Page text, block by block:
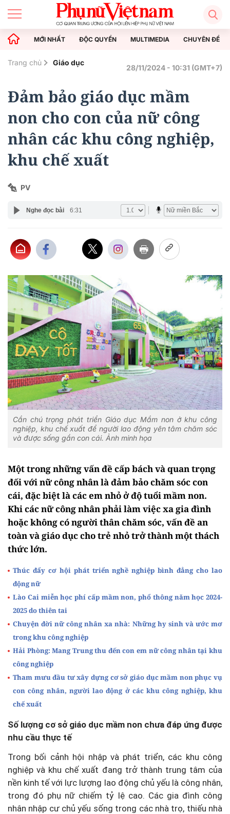
MỚI NHẤT ĐỘC QUYỀN MULTIMEDIA CHUYÊN ĐỀ
Trang chủ Giáo dục
28/11/2024 - 10:31 (GMT+7)
Đảm bảo giáo dục mầm
non cho con của nữ công
nhân các khu công nghiệp,
khu chế xuất
PV
Nghe đọc bài 6:31
Cần chú trọng phát triển Giáo dục Mầm non ở khu công
nghiệp, khu chế xuất để người lao động yên tâm chăm sóc
và được sống gần con cái. Ảnh minh họa
Một trong những vấn đề cấp bách và quan trọng
đối với nữ công nhân là đảm bảo chăm sóc con
cái, đặc biệt là các em nhỏ ở độ tuổi mầm non.
Khi các nữ công nhân phải làm việc xa gia đình
hoặc không có người thân chăm sóc, vấn đề an
toàn và giáo dục cho trẻ nhỏ trở thành một thách
thức lớn.
Thúc đẩy cơ hội phát triển nghề nghiệp bình đẳng cho lao
động nữ
Lào Cai miễn học phí cấp mầm non, phổ thông năm học 2024-
2025 do thiên tai
Chuyện đời nữ công nhân xa nhà: Những hy sinh và ước mơ
trong khu công nghiệp
Hải Phòng: Mang Trung thu đến con em nữ công nhân tại khu
công nghiệp
Tham mưu đầu tư xây dựng cơ sở giáo dục mầm non phục vụ
con công nhân, người lao động ở các khu công nghiệp, khu
chế xuất
Số lượng cơ sở giáo dục mầm non chưa đáp ứng được
nhu cầu thực tế
Trong bối cảnh hội nhập và phát triển, các khu công
nghiệp và khu chế xuất đang trở thành trung tâm của
nền kinh tế với lực lượng lao động chủ yếu là công nhân,
trong đó phụ nữ chiếm tỷ lệ cao. Các gia đình công
nhân nhập cư chủ yếu sống trong các nhà trọ, thiếu nhà